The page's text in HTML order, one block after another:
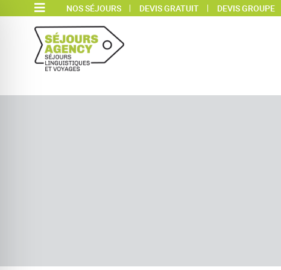
NOS SÉJOURS DEVIS GRATUIT DEVIS GROUPE